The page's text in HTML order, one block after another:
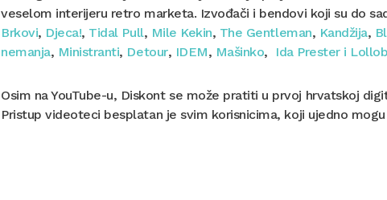
veselom interijeru retro marketa. Izvođači i bendovi koji su do
Brkovi, Djeca!, Tidal Pull, Mile Kekin, The Gentleman, Kandžija,
nemanja, Ministranti, Detour, IDEM, Mašinko, Ida Prester i
Osim na YouTube-u, Diskont se može pratiti u prvoj hrvatskoj
Pristup videoteci besplatan je svim korisnicima, koji ujedno